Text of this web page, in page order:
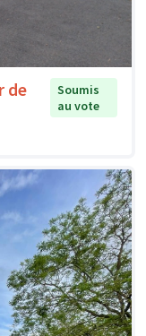
de
Soumis
au vote